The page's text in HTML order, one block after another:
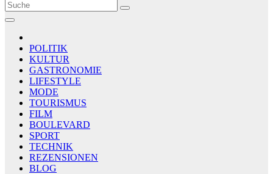
Le Matin
AGENCE DE PRESSE
POLITIK
KULTUR
GASTRONOMIE
LIFESTYLE
MODE
TOURISMUS
FILM
BOULEVARD
SPORT
TECHNIK
REZENSIONEN
BLOG